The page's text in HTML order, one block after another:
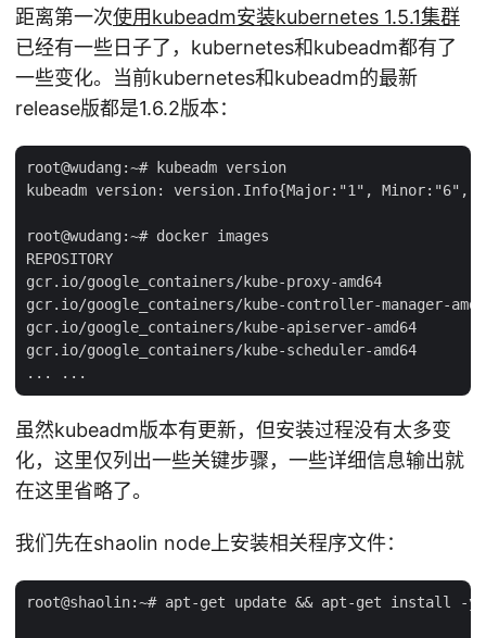
距离第一次使用kubeadm安装kubernetes 1.5.1集群
已经有一些日子了，kubernetes和kubeadm都有了
一些变化。当前kubernetes和kubeadm的最新
release版都是1.6.2版本：
root@wudang:~# kubeadm version
kubeadm version: version.Info{Major:"1", Minor:"6",
root@wudang:~# docker images
REPOSITORY
gcr.io/google_containers/kube-proxy-amd64
gcr.io/google_containers/kube-controller-
gcr.io/google_containers/kube-apiserver-amd64
gcr.io/google_containers/kube-scheduler-amd64
虽然kubeadm版本有更新，但安装过程没有太多变
化，这里仅列出一些关键步骤，一些详细信息输出就
在这里省略了。
我们先在shaolin node上安装相关程序文件：
root@shaolin:~# apt-get update && apt-get install -